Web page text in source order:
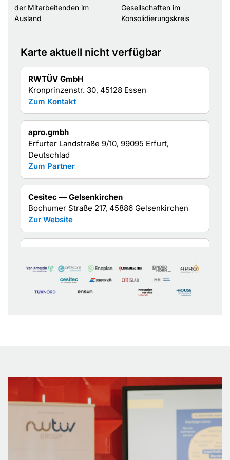
der Mitarbeitenden im
Ausland
Gesellschaften im
Konsolidierungskreis
Karte aktuell nicht verfügbar
RWTÜV GmbH
Kronprinzenstr. 30, 45128 Essen
Zum Kontakt
apro.gmbh
Erfurter Landstraße 9/10, 99095 Erfurt,
Deutschlad
Zum Partner
Cesitec — Gelsenkirchen
Bochumer Straße 217, 45886 Gelsenkirchen
Zur Website
Zum Partner
98 South Wanping Rd., Xuhui District, 200030
Zum Partner
CETECOM Japan K.K. — Yokohama
Shin-Yokohama, Kohoku-ku, 222-0033